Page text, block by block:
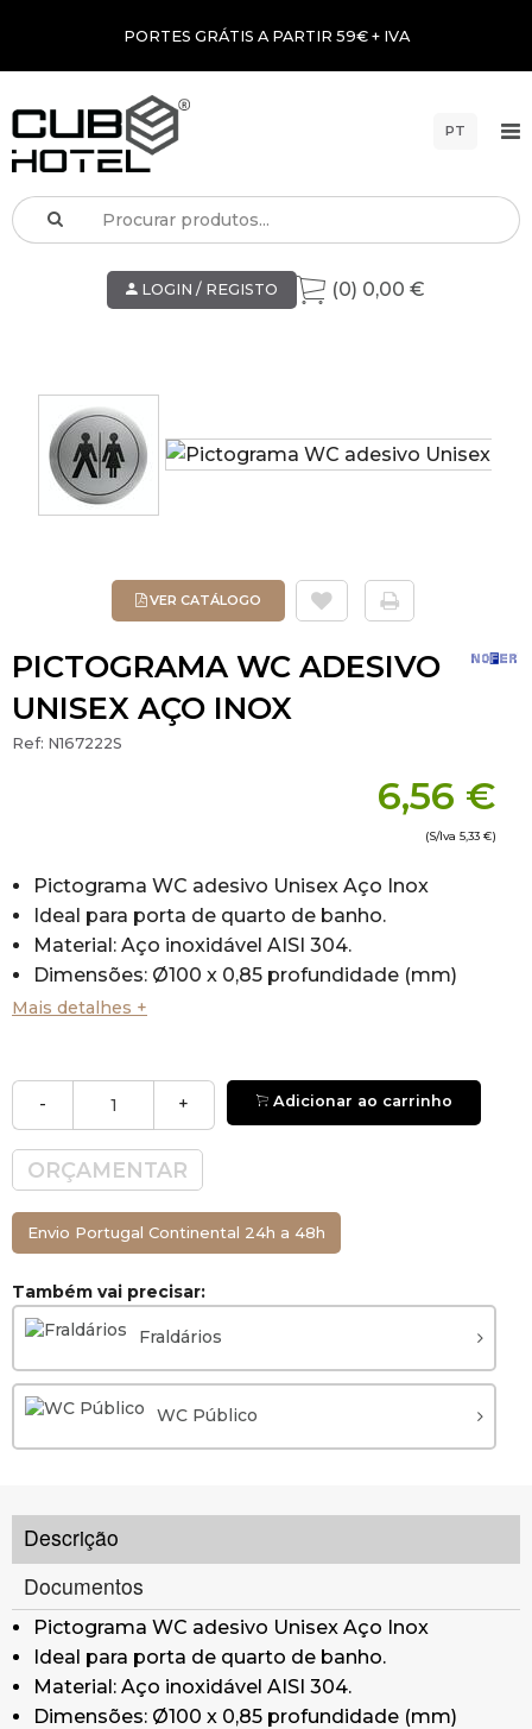
PORTES GRÁTIS A PARTIR 59€ + IVA
PT
LOGIN / REGISTO (0) 0,00 €
VER CATÁLOGO
PICTOGRAMA WC ADESIVO
UNISEX AÇO INOX
Ref: N167222S
6,56 €
(S/Iva 5,33 €)
Pictograma WC adesivo Unisex Aço Inox
Ideal para porta de quarto de banho.
Material: Aço inoxidável AISI 304.
Dimensões: Ø100 x 0,85 profundidade (mm)
Mais detalhes +
- + Adicionar ao carrinho
ORÇAMENTAR
Envio Portugal Continental 24h a 48h
Também vai precisar:
Fraldários
WC Público
Descrição
Documentos
Pictograma WC adesivo Unisex Aço Inox
Ideal para porta de quarto de banho.
Material: Aço inoxidável AISI 304.
Dimensões: Ø100 x 0,85 profundidade (mm)